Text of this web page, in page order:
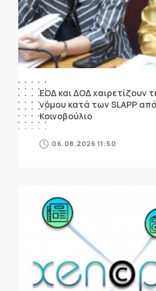
ΕΟΔ και ΔΟΔ χαιρετίζουν
νόμου κατά των SLAPP
Κοινοβούλιο
06.08.2026 11:50